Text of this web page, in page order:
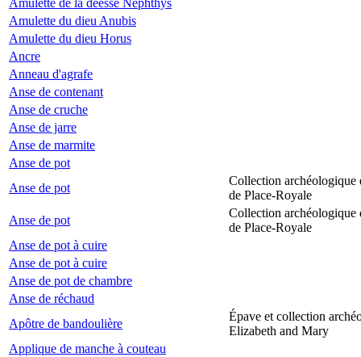
Amulette de la déesse Nephthys
Amulette du dieu Anubis
Amulette du dieu Horus
Ancre
Anneau d'agrafe
Anse de contenant
Anse de cruche
Anse de jarre
Anse de marmite
Anse de pot
Anse de pot
Collection archéologique
de Place-Royale
Anse de pot
Collection archéologique
de Place-Royale
Anse de pot à cuire
Anse de pot à cuire
Anse de pot de chambre
Anse de réchaud
Apôtre de bandoulière
Épave et collection
Elizabeth and Mary
Applique de manche à couteau